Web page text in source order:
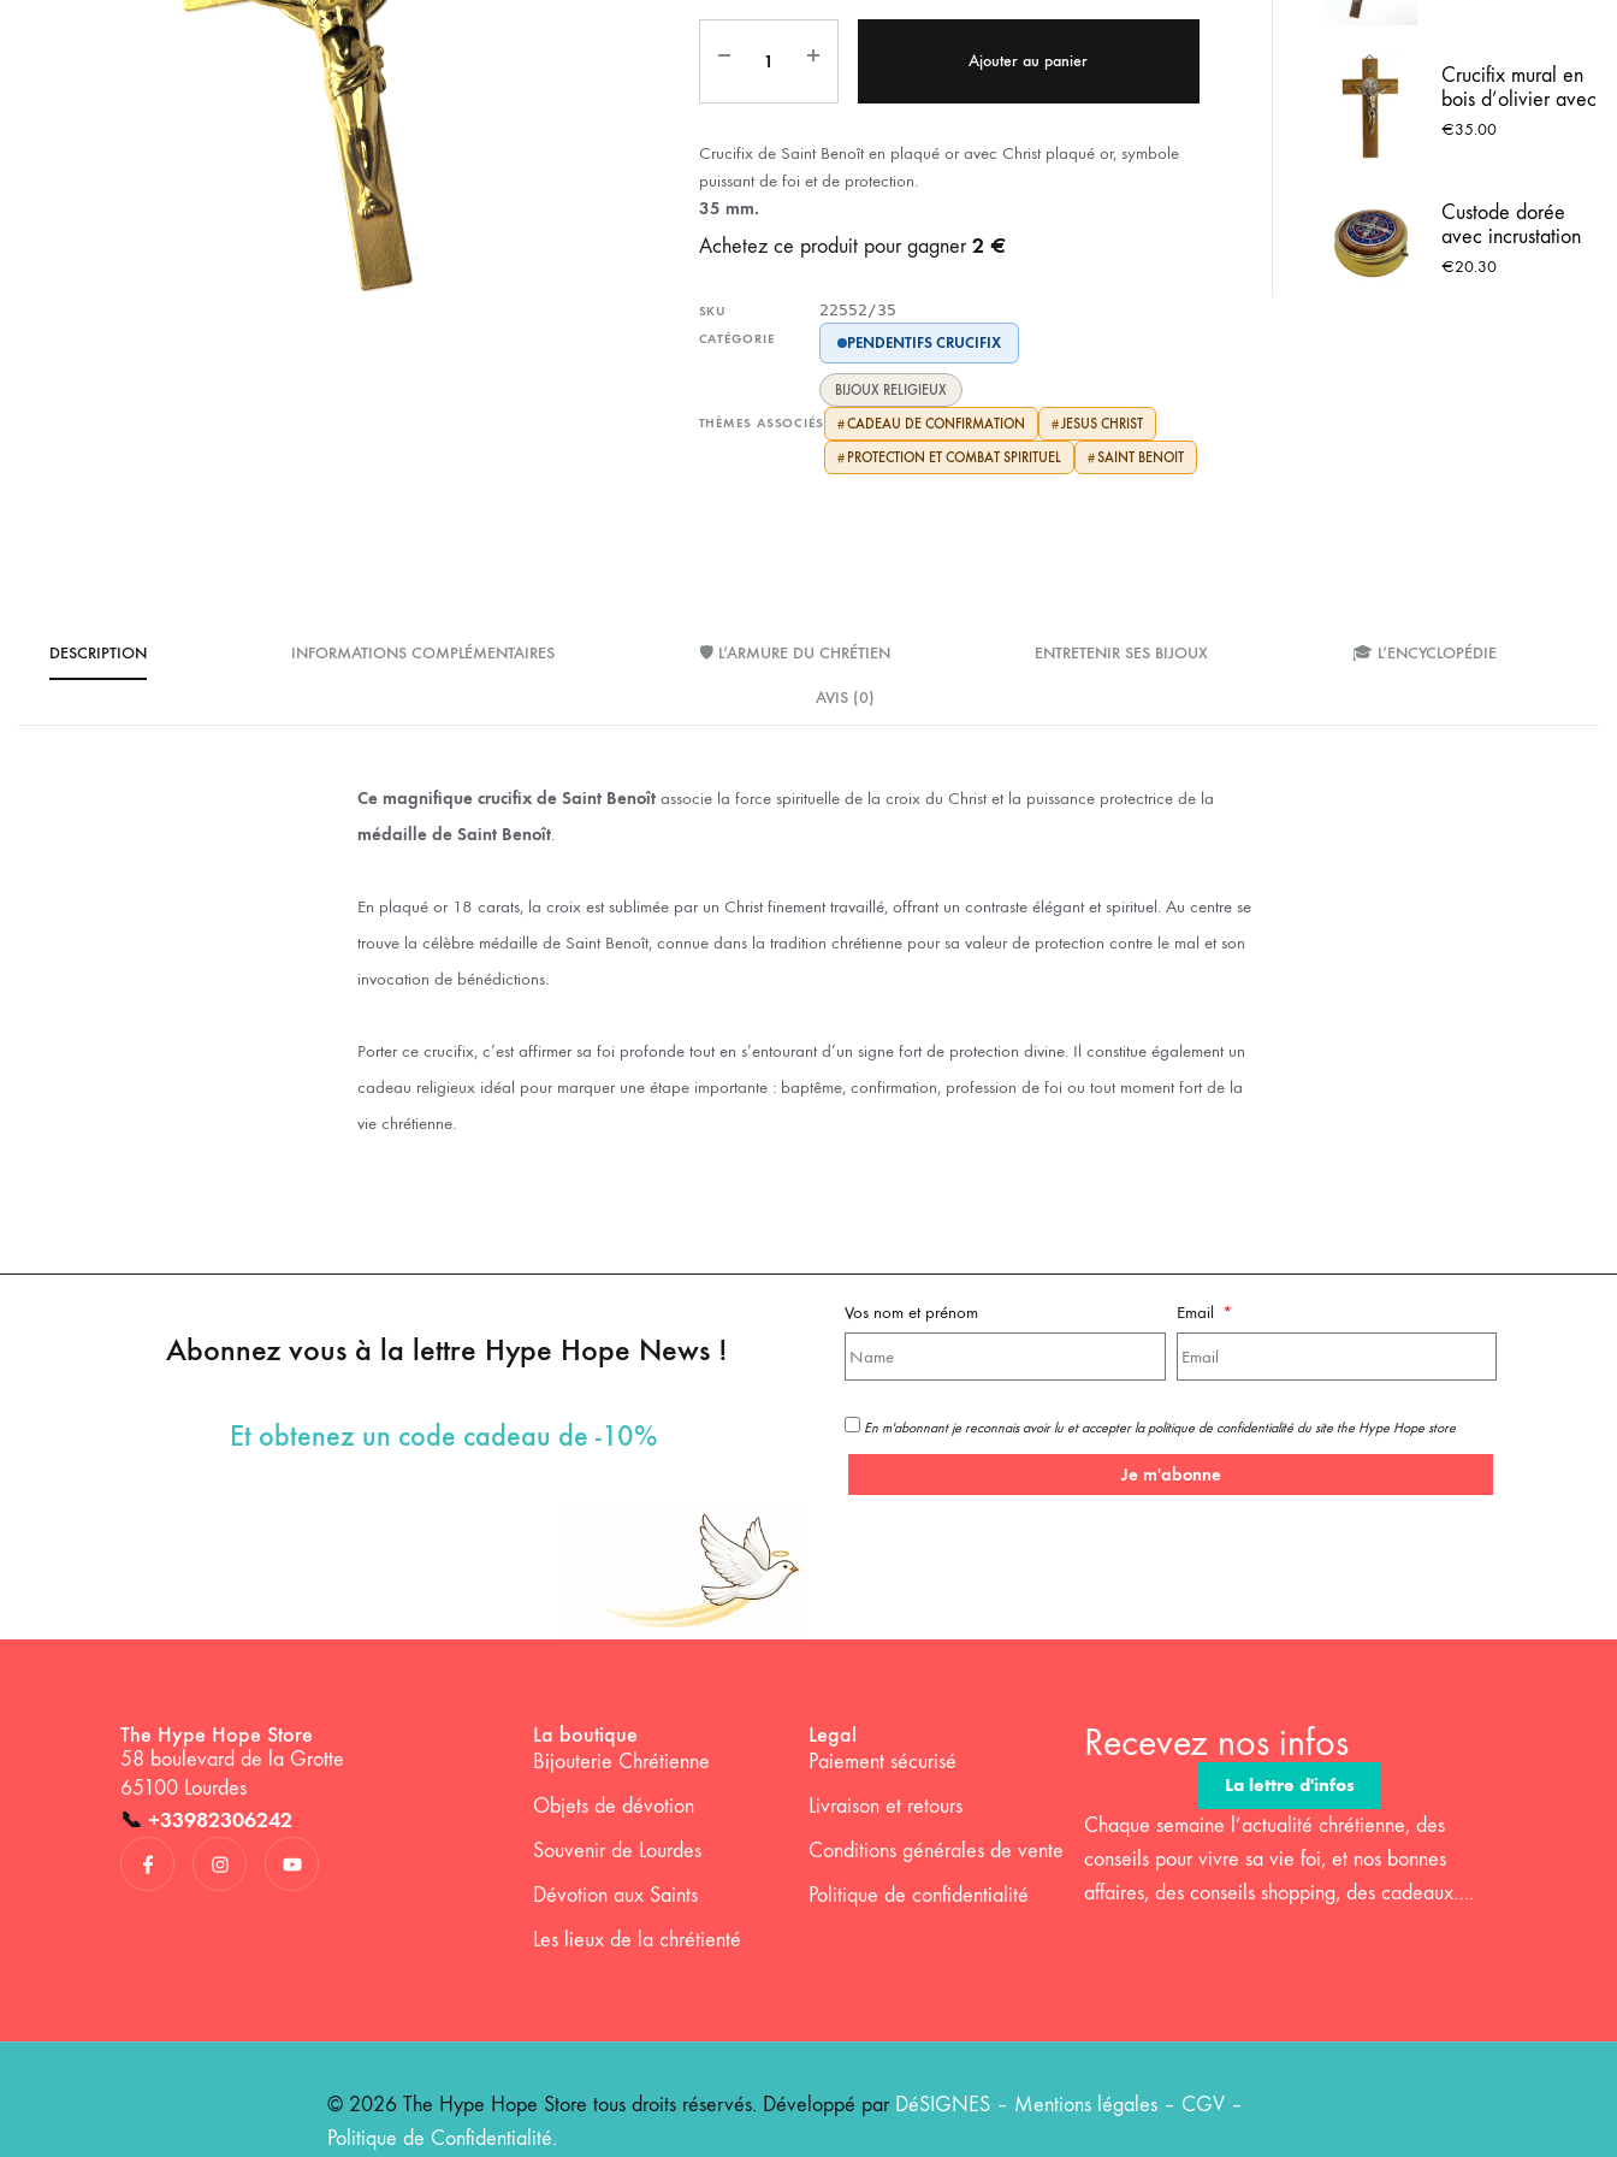
MÉDAILLES JÉSUS
MÉDAILLES ENFANTS
ACIER INOX
EX-VOTOS ET COEURS SACRÉS 🛐 PRIER LES SAINTS MARIAGE
SOUVENIRS DE LOURDES
Ajouter au panier
Crucifix de Saint Benoît en plaqué or avec Christ plaqué or, symbole
puissant de foi et de protection.
35 mm.
Achetez ce produit pour gagner2 €
SKU 22552/35
CATÉGORIE PENDENTIFS CRUCIFIX
BIJOUX RELIGIEUX
THÈMES ASSOCIÉS #CADEAU DE CONFIRMATION #JESUS CHRIST
# PROTECTION ET COMBAT SPIRITUEL #SAINT BENOIT
Crucifix mural en
bois d’olivier avec
médaille de Saint
€35.00
Custode dorée
avec incrustation
en bois d’olivier et
€20.30
DESCRIPTION INFORMATIONS COMPLÉMENTAIRES 🛡️ L’ARMURE DU CHRÉTIEN ENTRETENIR SES BIJOUX 🎓 L’ENCYCLOPÉDIE
AVIS (0)
Ce magnifique crucifix de Saint Benoît associe la force spirituelle de la croix du Christ et la puissance protectrice de la
médaille de Saint Benoît.
En plaqué or 18 carats, la croix est sublimée par un Christ finement travaillé, offrant un contraste élégant et spirituel. Au centre se
trouve la célèbre médaille de Saint Benoît, connue dans la tradition chrétienne pour sa valeur de protection contre le mal et son
invocation de bénédictions.
Porter ce crucifix, c’est affirmer sa foi profonde tout en s’entourant d’un signe fort de protection divine. Il constitue également un
cadeau religieux idéal pour marquer une étape importante : baptême, confirmation, profession de foi ou tout moment fort de la
vie chrétienne.
Abonnez vous à la lettre Hype Hope News !
Et obtenez un code cadeau de -10%
Vos nom et prénom Email
En m'abonnant je reconnais avoir lu et accepter la politique de confidentialité du site the Hype Hope store
Je m'abonne
The Hype Hope Store
58 boulevard de la Grotte
65100 Lourdes
📞 +33982306242
La boutique
Bijouterie Chrétienne
Objets de dévotion
Souvenir de Lourdes
Dévotion aux Saints
Les lieux de la chrétienté
Legal
Paiement sécurisé
Livraison et retours
Conditions générales de vente
Politique de confidentialité
Recevez nos infos
La lettre d'infos
Chaque semaine l’actualité chrétienne, des
conseils pour vivre sa vie foi, et nos bonnes
affaires, des conseils shopping, des cadeaux….
© 2026 The Hype Hope Store tous droits réservés. Développé par DéSIGNES– Mentions légales– CGV–
Politique de Confidentialité.